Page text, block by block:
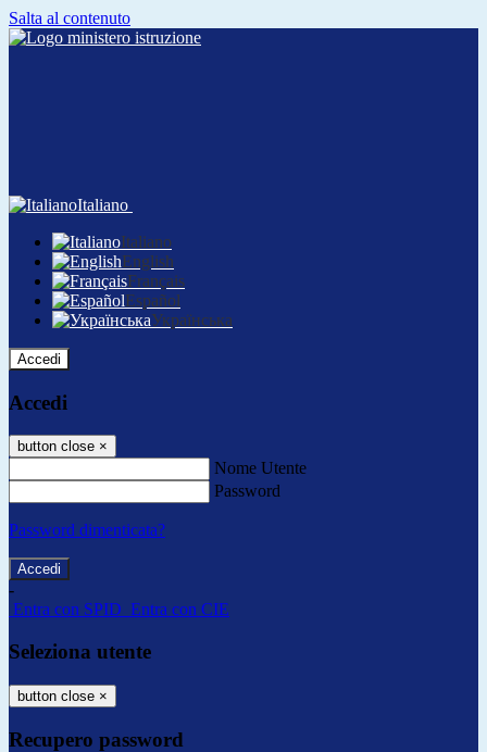
Salta al contenuto
Italiano
Italiano
English
Français
Español
Українська
Accedi
Accedi
button close ×
Nome Utente
Password
Password dimenticata?
-
Entra con SPID Entra con CIE
Seleziona utente
button close ×
Recupero password